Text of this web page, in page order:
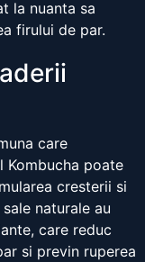
la nuanta sa
firului de par.
care
Kombucha poate
cresterii si
naturale au
care reduc
si previn ruperea